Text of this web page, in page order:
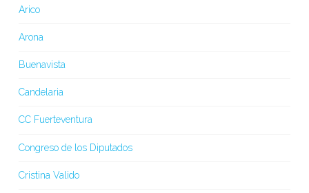
Arico
Arona
Buenavista
Candelaria
CC Fuerteventura
Congreso de los Diputados
Cristina Valido